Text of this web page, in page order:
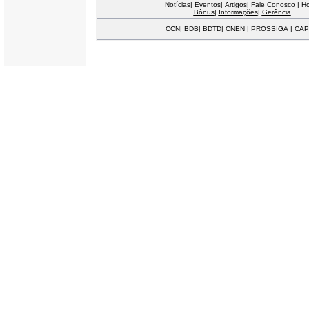
Notícias| Eventos| Artigos| Fale Conosco |
Bônus| Informações| Gerência
CCN| BDB| BDTD| CNEN | PROSSIGA |